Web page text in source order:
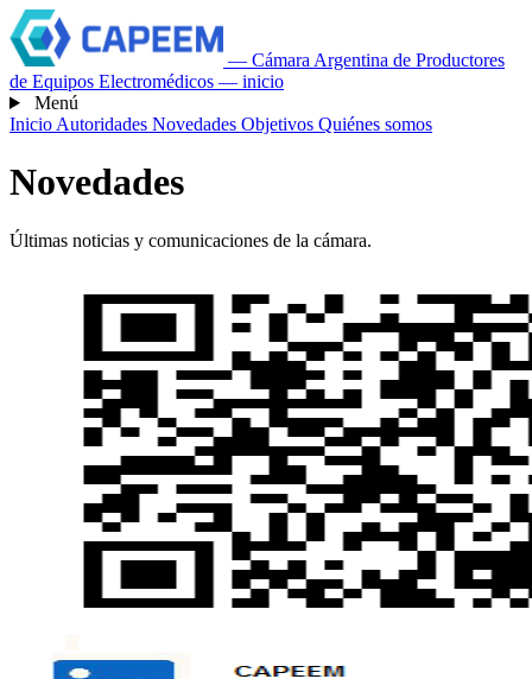
— Cámara Argentina de Productores
de Equipos Electromédicos — inicio
Menú
Inicio Autoridades Novedades Objetivos Quiénes somos
Novedades
Últimas noticias y comunicaciones de la cámara.